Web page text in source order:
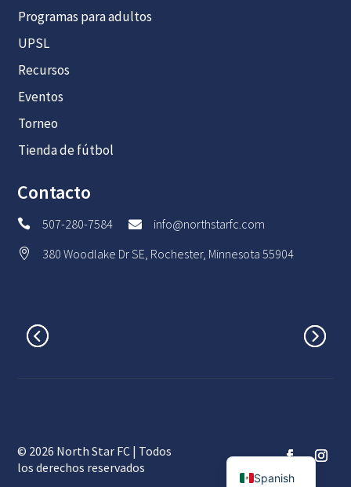
Programas para adultos
UPSL
Recursos
Eventos
Torneo
Tienda de fútbol
Contacto
 507-280-7584  info@northstarfc.com
 380 Woodlake Dr SE, Rochester, Minnesota 55904
© 2026 North Star FC | Todos
los derechos reservados
Spanish
English